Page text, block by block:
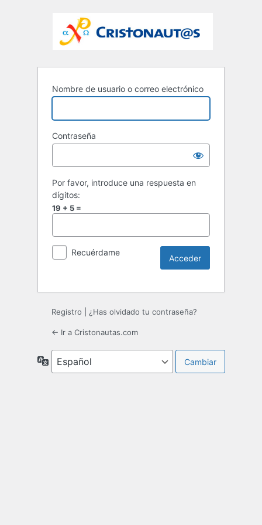
Nombre de usuario o correo electrónico
Contraseña
Por favor, introduce una respuesta en
dígitos:
19 + 5 =
Recuérdame
Registro ¿Has olvidado tu contraseña?
← Ir a Cristonautas.com
Idioma